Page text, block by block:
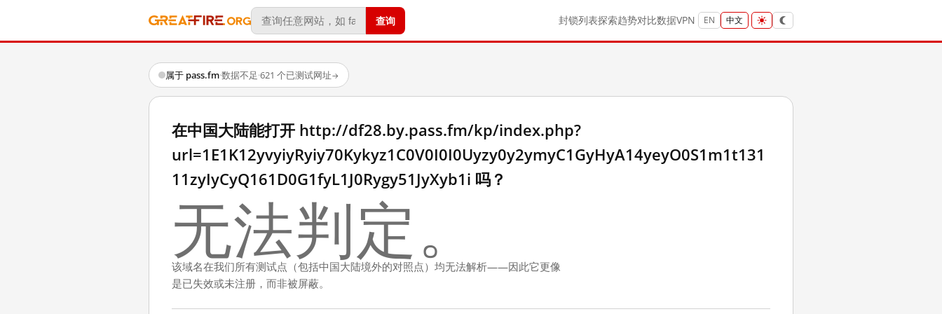
查询 封锁列表探索趋势对比数据VPN EN 中文
属于 pass.fm·数据不足·621 个已测试网址→
在中国大陆能打开 http://df28.by.pass.fm/kp/index.php?
url=1E1K12yvyiyRyiy70Kykyz1C0V0I0I0Uyzy0y2ymyC1GyHyA14yeyO0S1m1t131
11zyIyCyQ161D0G1fyL1J0Rygy51JyXyb1i 吗？
无法判定。
该域名在我们所有测试点（包括中国大陆境外的对照点）均无法解析——因此它更像
是已失效或未注册，而非被屏蔽。